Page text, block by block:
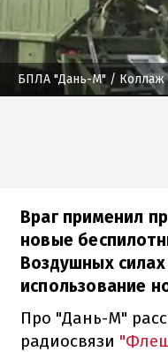
БПЛА "Дань-М" / Коллаж
Враг применил
новые
Воздушных
использование
Про "Дань-М"
радиосвязи